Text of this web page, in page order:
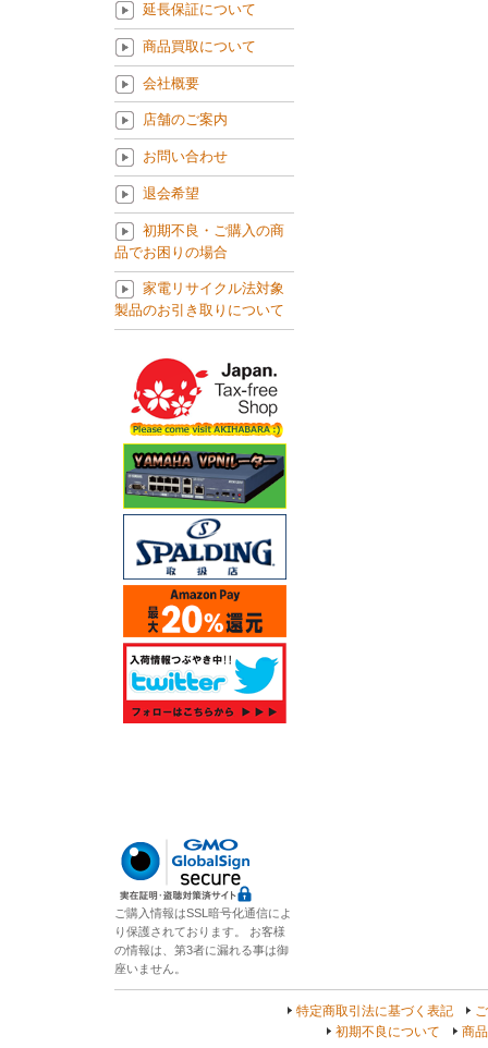
延長保証について
商品買取について
会社概要
店舗のご案内
お問い合わせ
退会希望
初期不良・ご購入の商
品でお困りの場合
家電リサイクル法対象
製品のお引き取りについて
ご購入情報はSSL暗号化通信によ
り保護されております。 お客様
の情報は、第3者に漏れる事は御
座いません。
特定商取引法に基づく表記
初期不良について
商